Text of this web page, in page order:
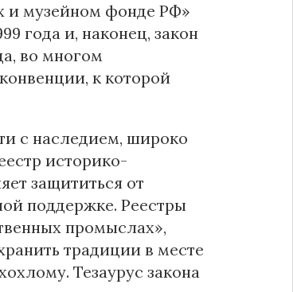
и музейном фонде РФ»
года и, наконец, закон
во многом
к которой
с наследием, широко
историко-
защититься от
поддержке. Реестры
промыслах»,
традиции в месте
Тезаурус закона